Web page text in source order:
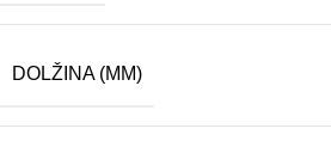
DOLŽINA (MM)